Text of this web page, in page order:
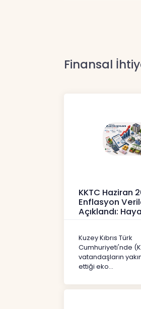
Finansal
KKTC Haziran
Enflasyon
Açıklandı:
Haberler
Kuzey Kıbrıs Türk
Cumhuriyeti'nde
vatandaşların
ettiği eko...